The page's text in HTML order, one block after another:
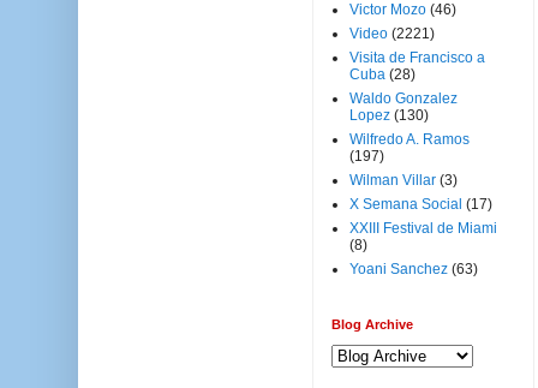
Victor Mozo (46)
Video (2221)
Visita de Francisco a
Cuba (28)
Waldo Gonzalez
Lopez (130)
Wilfredo A. Ramos
(197)
Wilman Villar (3)
X Semana Social (17)
XXIII Festival de Miami
(8)
Yoani Sanchez (63)
Blog Archive